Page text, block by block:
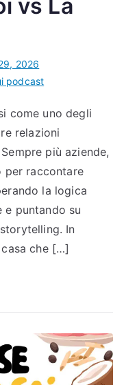
vs La
2026
podcast
come uno degli
relazioni
più aziende,
per raccontare
la logica
e puntando su
In
casa che […]